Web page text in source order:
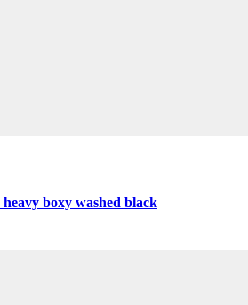
boxy washed black